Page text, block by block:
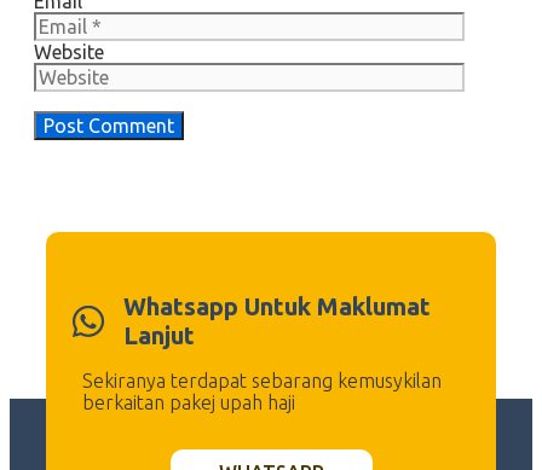
Website
Whatsapp Untuk Maklumat
Lanjut
Sekiranya terdapat sebarang kemusykilan
berkaitan pakej upah haji